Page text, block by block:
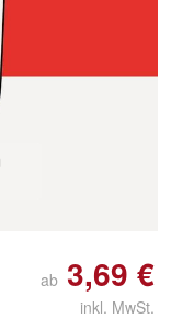
ab 3,69 €
inkl. MwSt.